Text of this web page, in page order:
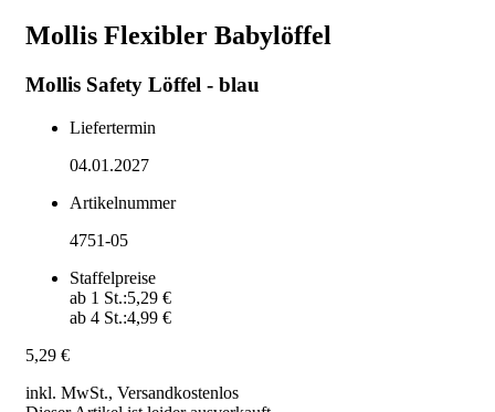
Mollis Flexibler Babylöffel
Mollis Safety Löffel - blau
Liefertermin
04.01.2027
Artikelnummer
4751-05
Staffelpreise
ab 1 St.:5,29 €
ab 4 St.:4,99 €
5,29 €
inkl. MwSt., Versandkostenlos